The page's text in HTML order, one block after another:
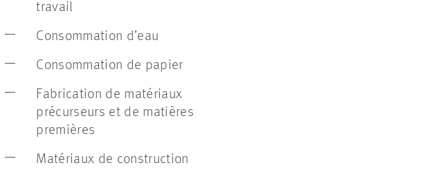
travail
Consommation d’eau
Consommation de papier
Fabrication de matériaux
précurseurs et de matières
premières
Matériaux de construction